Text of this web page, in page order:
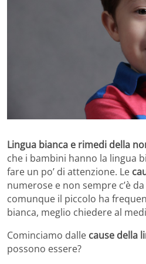
Lingua bianca e rimedi della
che i bambini hanno la lingua
fare un po’ di attenzione. Le
numerose e non sempre c’è
comunque il piccolo ha
bianca, meglio chiedere al
Cominciamo dalle cause della
possono essere?